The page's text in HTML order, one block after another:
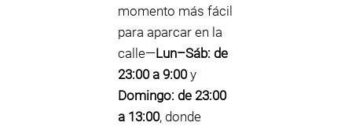
momento más fácil
para aparcar en la
calle—Lun–Sáb: de
23:00 a 9:00y
Domingo: de 23:00
a 13:00, donde